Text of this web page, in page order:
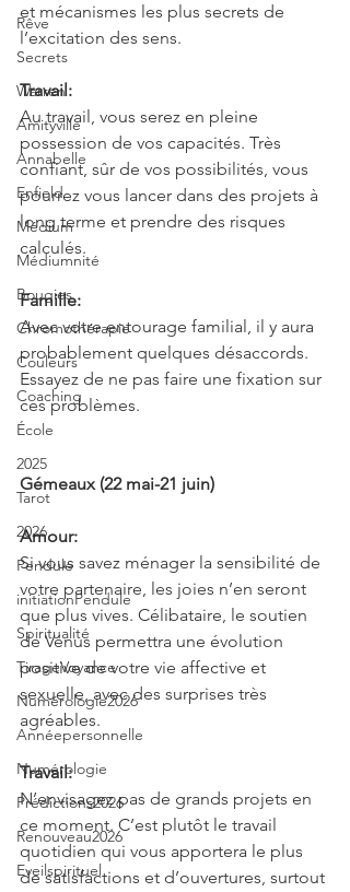
Rêve
Secrets
Warren
Amityville
Annabelle
Enfield
Médium
Médiumnité
Bougies
Chromothérapie
Couleurs
Coaching
École
2025
Tarot
2026
Pendule
initiationPendule
Spiritualité
TirageVoyance
Numérologie2026
Annéepersonnelle
Numérologie
Prédictions2026
Renouveau2026
Eveilspirituel
et mécanismes les plus secrets de
l’excitation des sens.
Travail:
Au travail, vous serez en pleine
possession de vos capacités. Très
confiant, sûr de vos possibilités, vous
pourrez vous lancer dans des projets à
long terme et prendre des risques
calculés.
Famille:
Avec votre entourage familial, il y aura
probablement quelques désaccords.
Essayez de ne pas faire une fixation sur
ces problèmes.
Gémeaux (22 mai-21 juin)
Amour:
Si vous savez ménager la sensibilité de
votre partenaire, les joies n’en seront
que plus vives. Célibataire, le soutien
de Vénus permettra une évolution
positive de votre vie affective et
sexuelle, avec des surprises très
agréables.
Travail:
N’envisagez pas de grands projets en
ce moment. C’est plutôt le travail
quotidien qui vous apportera le plus
de satisfactions et d’ouvertures, surtout